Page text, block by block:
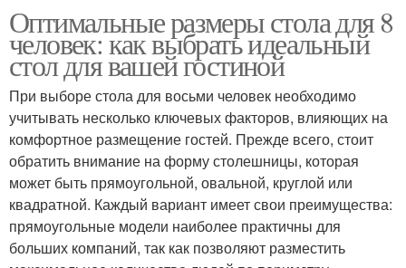
Оптимальные размеры стола для 8
человек: как выбрать идеальный
стол для вашей гостиной
При выборе стола для восьми человек необходимо
учитывать несколько ключевых факторов, влияющих на
комфортное размещение гостей. Прежде всего, стоит
обратить внимание на форму столешницы, которая
может быть прямоугольной, овальной, круглой или
квадратной. Каждый вариант имеет свои преимущества:
прямоугольные модели наиболее практичны для
больших компаний, так как позволяют разместить